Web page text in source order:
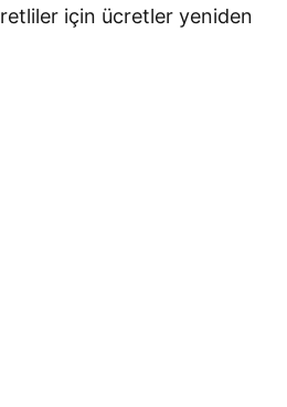
için ücretler yeniden